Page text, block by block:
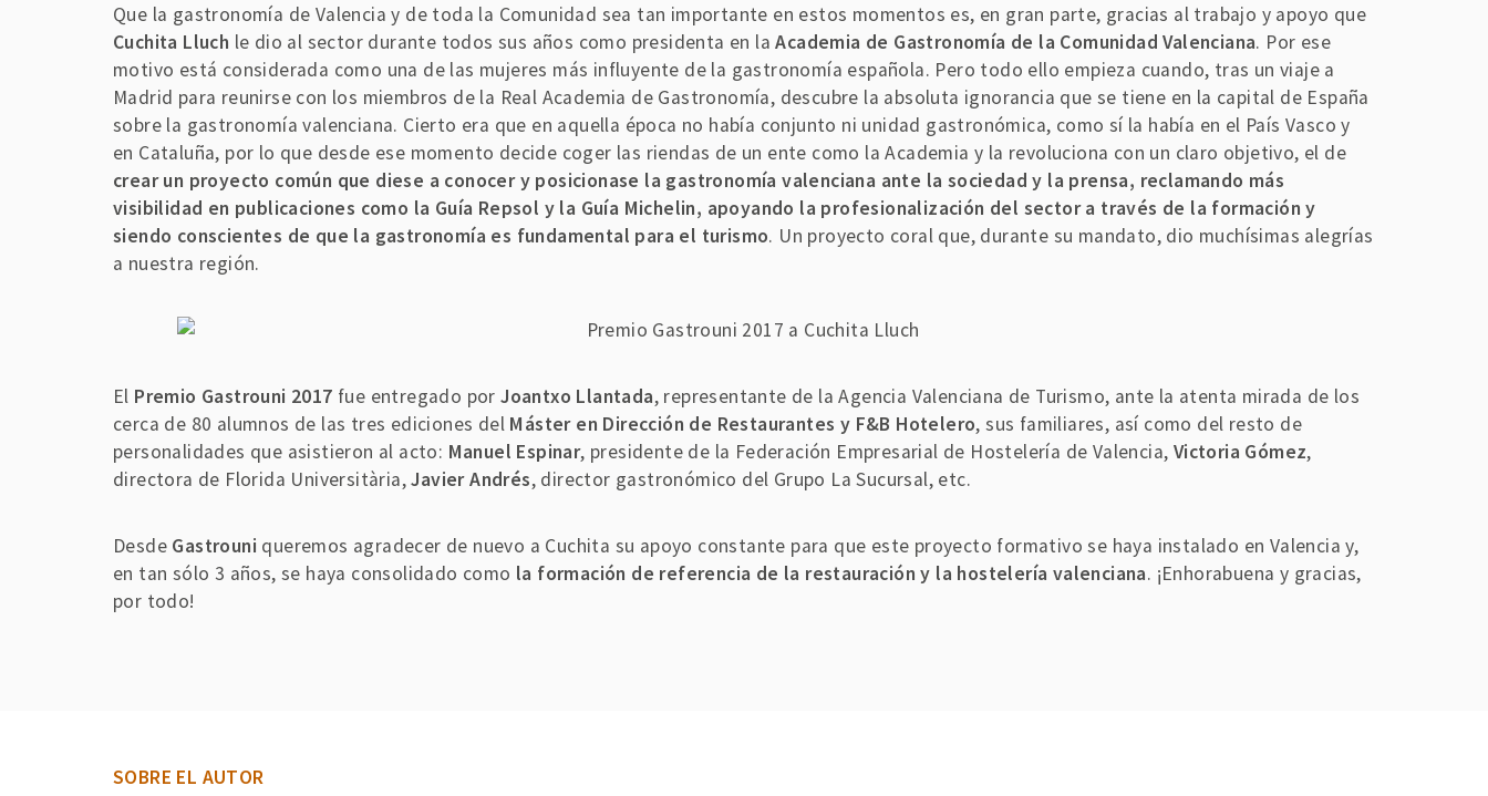
Que la gastronomía de Valencia y de toda la Comunidad sea tan importante en estos momentos es, en gran parte, gracias al trabajo y apoyo que
Cuchita Lluch le dio al sector durante todos sus años como presidenta en laAcademia de Gastronomía de la Comunidad Valenciana. Por ese
motivo está considerada como una de las mujeres más influyente de la gastronomía española. Pero todo ello empieza cuando, tras un viaje a
Madrid para reunirse con los miembros de la Real Academia de Gastronomía, descubre la absoluta ignorancia que se tiene en la capital de España
sobre la gastronomía valenciana. Cierto era que en aquella época no había conjunto ni unidad gastronómica, como sí la había en el País Vasco y
en Cataluña, por lo que desde ese momento decide coger las riendas de un ente como la Academia y la revoluciona con un claro objetivo, el de
crear un proyecto común que diese a conocer y posicionase la gastronomía valenciana ante la sociedad y la prensa, reclamando más
visibilidad en publicaciones como la Guía Repsol y la Guía Michelin, apoyando la profesionalización del sector a través de la formación y
siendo conscientes de que la gastronomía es fundamental para el turismo. Un proyecto coral que, durante su mandato, dio muchísimas alegrías
a nuestra región.
El Premio Gastrouni 2017 fue entregado porJoantxo Llantada, representante de la Agencia Valenciana de Turismo, ante la atenta mirada de los
cerca de 80 alumnos de las tres ediciones del Máster en Dirección de Restaurantes y F&B Hotelero, sus familiares, así como del resto de
personalidades que asistieron al acto: Manuel Espinar, presidente de la Federación Empresarial de Hostelería de Valencia, Victoria Gómez,
directora de Florida Universitària,Javier Andrés, director gastronómico del Grupo La Sucursal, etc.
Desde Gastrouni queremos agradecer de nuevo a Cuchita su apoyo constante para que este proyecto formativo se haya instalado en Valencia y,
en tan sólo 3 años, se haya consolidado como la formación de referencia de la restauración y la hostelería valenciana. ¡Enhorabuena y gracias,
por todo!
SOBRE EL AUTOR